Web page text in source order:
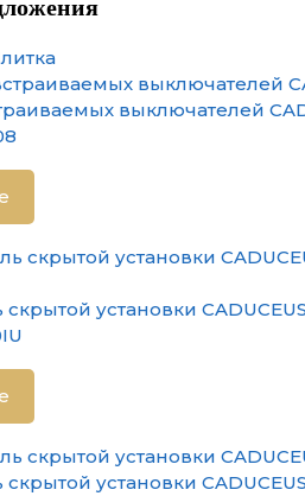
выключателей
установки
установки